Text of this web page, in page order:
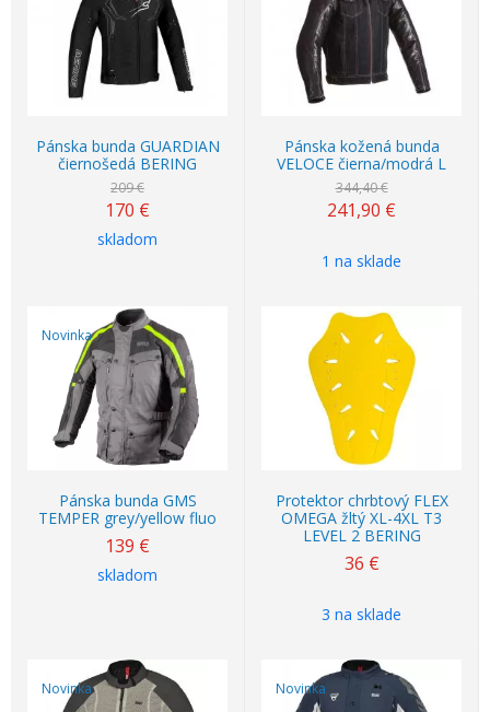
Pánska bunda GUARDIAN
čiernošedá BERING
209 €
170 €
skladom
Pánska kožená bunda
VELOCE čierna/modrá L
344,40 €
241,90 €
1 na sklade
Novinka
Pánska bunda GMS
TEMPER grey/yellow fluo
139 €
skladom
Protektor chrbtový FLEX
OMEGA žltý XL-4XL T3
LEVEL 2 BERING
36 €
3 na sklade
Novinka Novinka